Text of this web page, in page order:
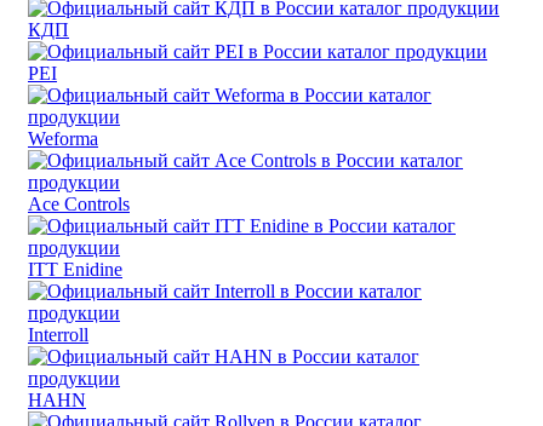
КДП
PEI
Weforma
Ace Controls
ITT Enidine
Interroll
HAHN